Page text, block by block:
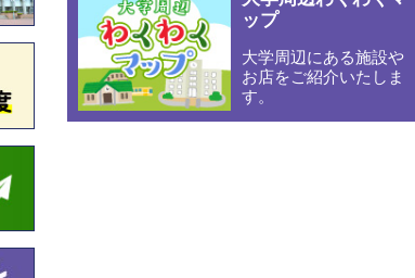
2026年05月23日
令和8年度（後期）聴講生の募集概要を掲載
ップ
大学周辺にある施設や
お店をご紹介いたしま
す。